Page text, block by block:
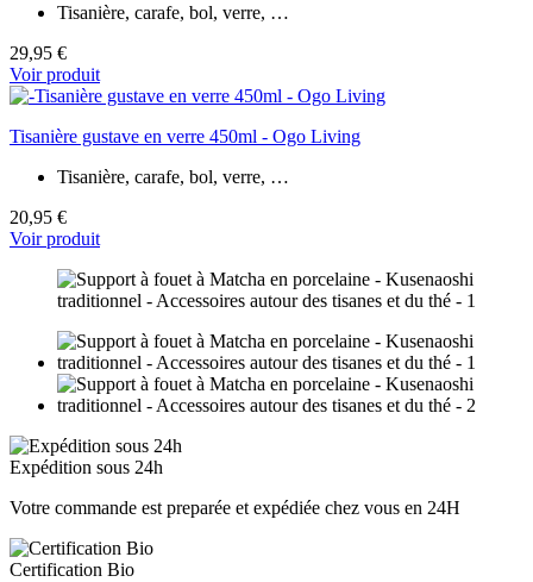
Tisanière, carafe, bol, verre, …
29,95 €
Voir produit
Tisanière gustave en verre 450ml - Ogo Living
Tisanière, carafe, bol, verre, …
20,95 €
Voir produit
Expédition sous 24h
Votre commande est preparée et expédiée chez vous en 24H
Certification Bio